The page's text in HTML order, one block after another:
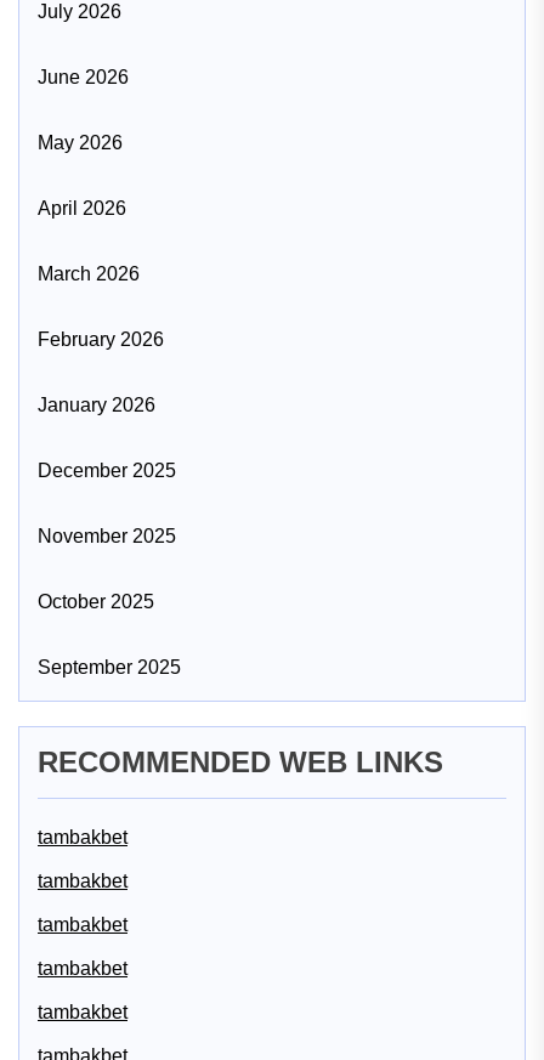
July 2026
June 2026
May 2026
April 2026
March 2026
February 2026
January 2026
December 2025
November 2025
October 2025
September 2025
RECOMMENDED WEB LINKS
tambakbet
tambakbet
tambakbet
tambakbet
tambakbet
tambakbet